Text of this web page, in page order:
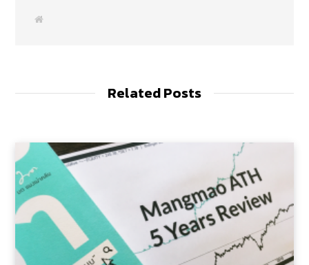
Related Posts